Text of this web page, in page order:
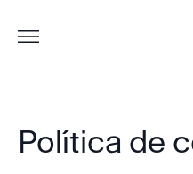
Política de